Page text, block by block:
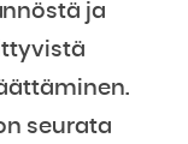
ja
seurata